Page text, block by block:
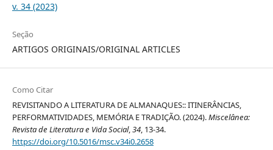
v. 34 (2023)
Seção
ARTIGOS ORIGINAIS/ORIGINAL ARTICLES
Como Citar
REVISITANDO A LITERATURA DE ALMANAQUES:: ITINERÂNCIAS,
PERFORMATIVIDADES, MEMÓRIA E TRADIÇÃO. (2024).Miscelânea:
Revista de Literatura e Vida Social,34, 13-34.
https://doi.org/10.5016/msc.v34i0.2658